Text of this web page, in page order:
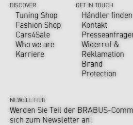
DISCOVER
Tuning Shop
Fashion Shop
Cars4Sale
Who we are
Karriere
GET IN TOUCH
Händler finden
Kontakt
Widerruf &
Reklamation
Brand
Protection
NEWSLETTER
Werden Sie Teil der BRABUS-
sich zum Newsletter an!